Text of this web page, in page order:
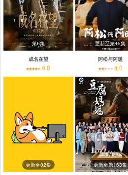
第6集
成名在望
9.0
更新至第45集
阿松与阿暖
4.0
更新至02集 更新至第163集